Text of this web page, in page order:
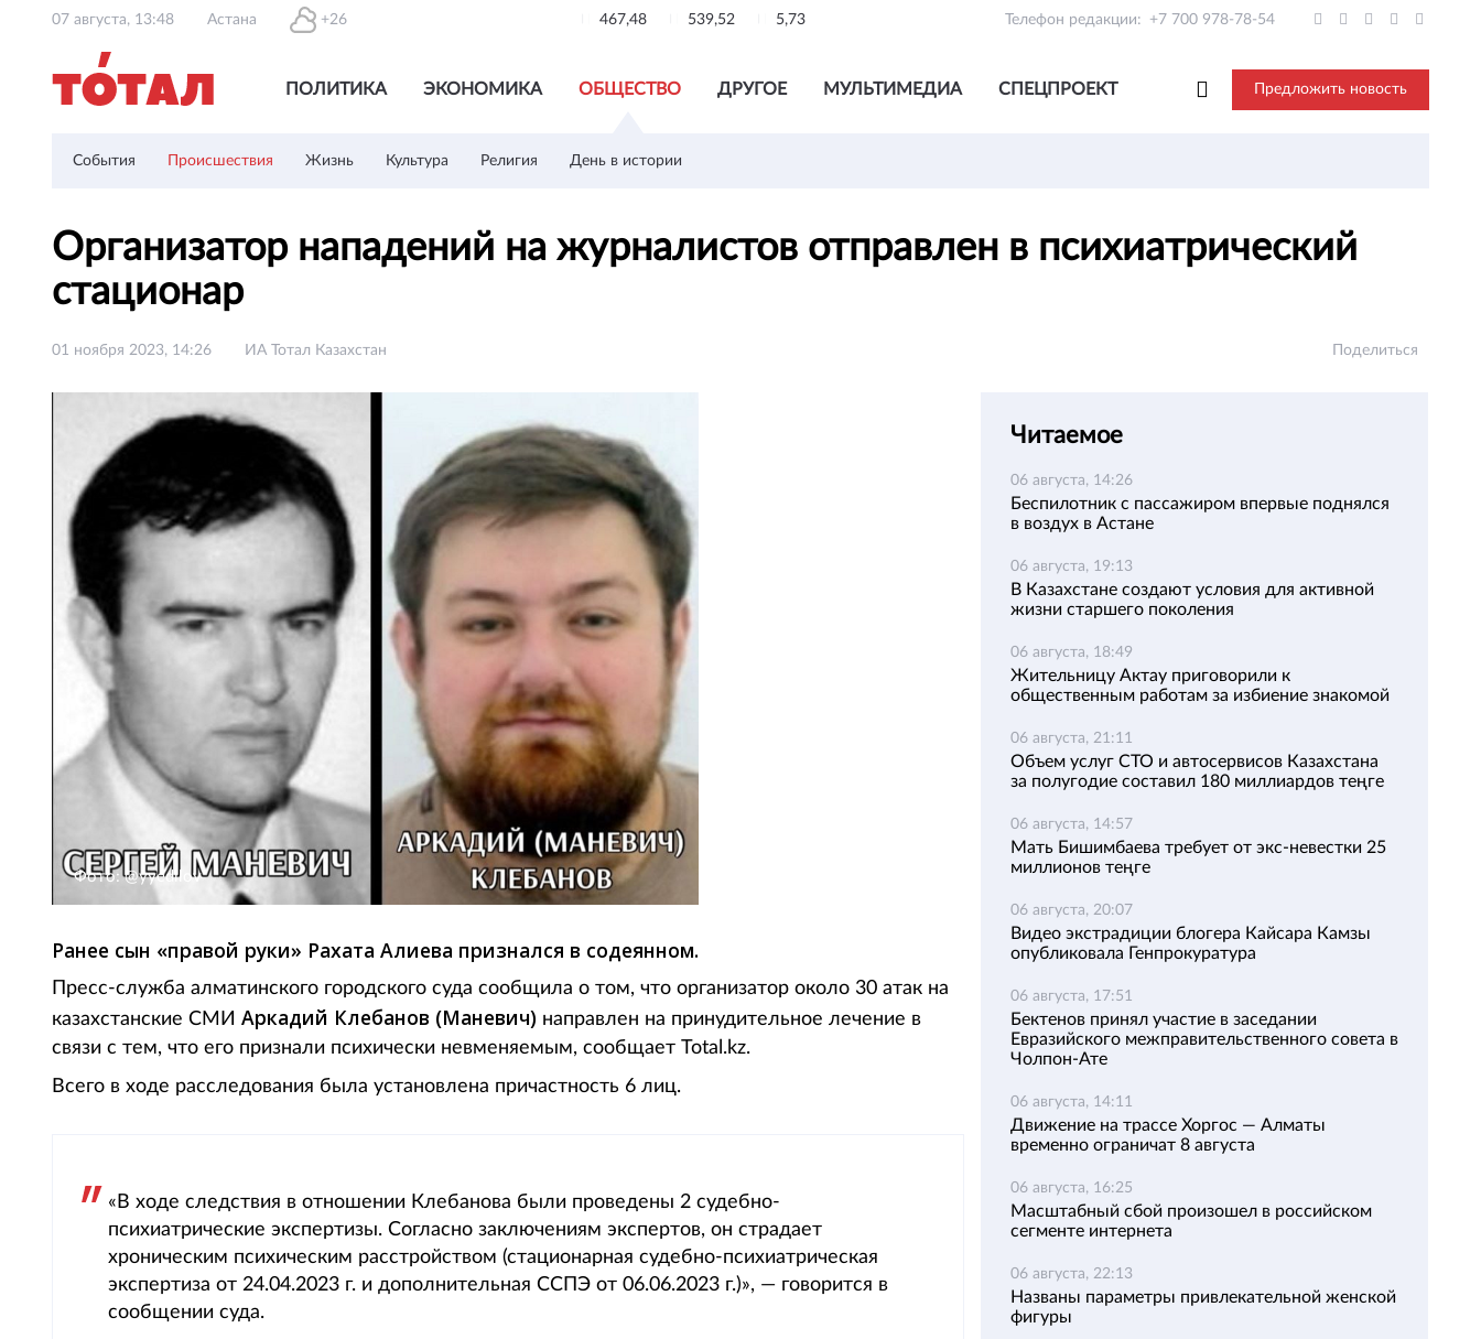
07 августа, 13:48 Астана +26 467,48 539,52 5,73 Телефон редакции: +7 700 978-78-54
ПОЛИТИКА ЭКОНОМИКА ОБЩЕСТВО ДРУГОЕ МУЛЬТИМЕДИА СПЕЦПРОЕКТ Предложить новость
События Происшествия Жизнь Культура Религия День в истории
Организатор нападений на журналистов отправлен в психиатрический
стационар
01 ноября 2023, 14:26 ИА Тотал Казахстан Поделиться
Фото: @yyedilov
Ранее сын «правой руки» Рахата Алиева признался в содеянном.
Пресс-служба алматинского городского суда сообщила о том, что организатор около 30 атак на
казахстанские СМИ Аркадий Клебанов (Маневич) направлен на принудительное лечение в
связи с тем, что его признали психически невменяемым, сообщает Total.kz.
Всего в ходе расследования была установлена причастность 6 лиц.
«В ходе следствия в отношении Клебанова были проведены 2 судебно-
психиатрические экспертизы. Согласно заключениям экспертов, он страдает
хроническим психическим расстройством (стационарная судебно-психиатрическая
экспертиза от 24.04.2023 г. и дополнительная ССПЭ от 06.06.2023 г.)», — говорится в
сообщении суда.
Читаемое
06 августа, 14:26
Беспилотник с пассажиром впервые поднялся
в воздух в Астане
06 августа, 19:13
В Казахстане создают условия для активной
жизни старшего поколения
06 августа, 18:49
Жительницу Актау приговорили к
общественным работам за избиение знакомой
06 августа, 21:11
Объем услуг СТО и автосервисов Казахстана
за полугодие составил 180 миллиардов теңге
06 августа, 14:57
Мать Бишимбаева требует от экс-невестки 25
миллионов теңге
06 августа, 20:07
Видео экстрадиции блогера Кайсара Камзы
опубликовала Генпрокуратура
06 августа, 17:51
Бектенов принял участие в заседании
Евразийского межправительственного совета в
Чолпон-Ате
06 августа, 14:11
Движение на трассе Хоргос — Алматы
временно ограничат 8 августа
06 августа, 16:25
Масштабный сбой произошел в российском
сегменте интернета
06 августа, 22:13
Названы параметры привлекательной женской
фигуры